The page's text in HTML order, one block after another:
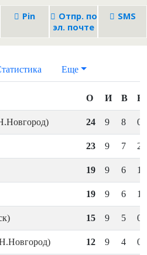
Pin
Отпр. по
эл. почте
SMS